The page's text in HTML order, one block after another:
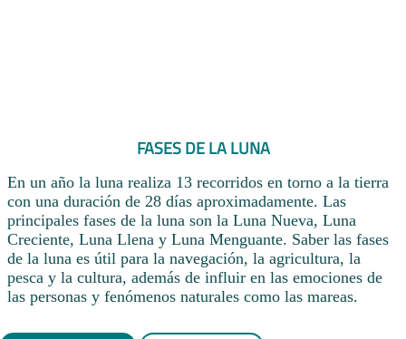
FASES DE LA LUNA
En un año la luna realiza 13 recorridos en torno a la tierra
con una duración de 28 días aproximadamente. Las
principales fases de la luna son la Luna Nueva, Luna
Creciente, Luna Llena y Luna Menguante. Saber las fases
de la luna es útil para la navegación, la agricultura, la
pesca y la cultura, además de influir en las emociones de
las personas y fenómenos naturales como las mareas.